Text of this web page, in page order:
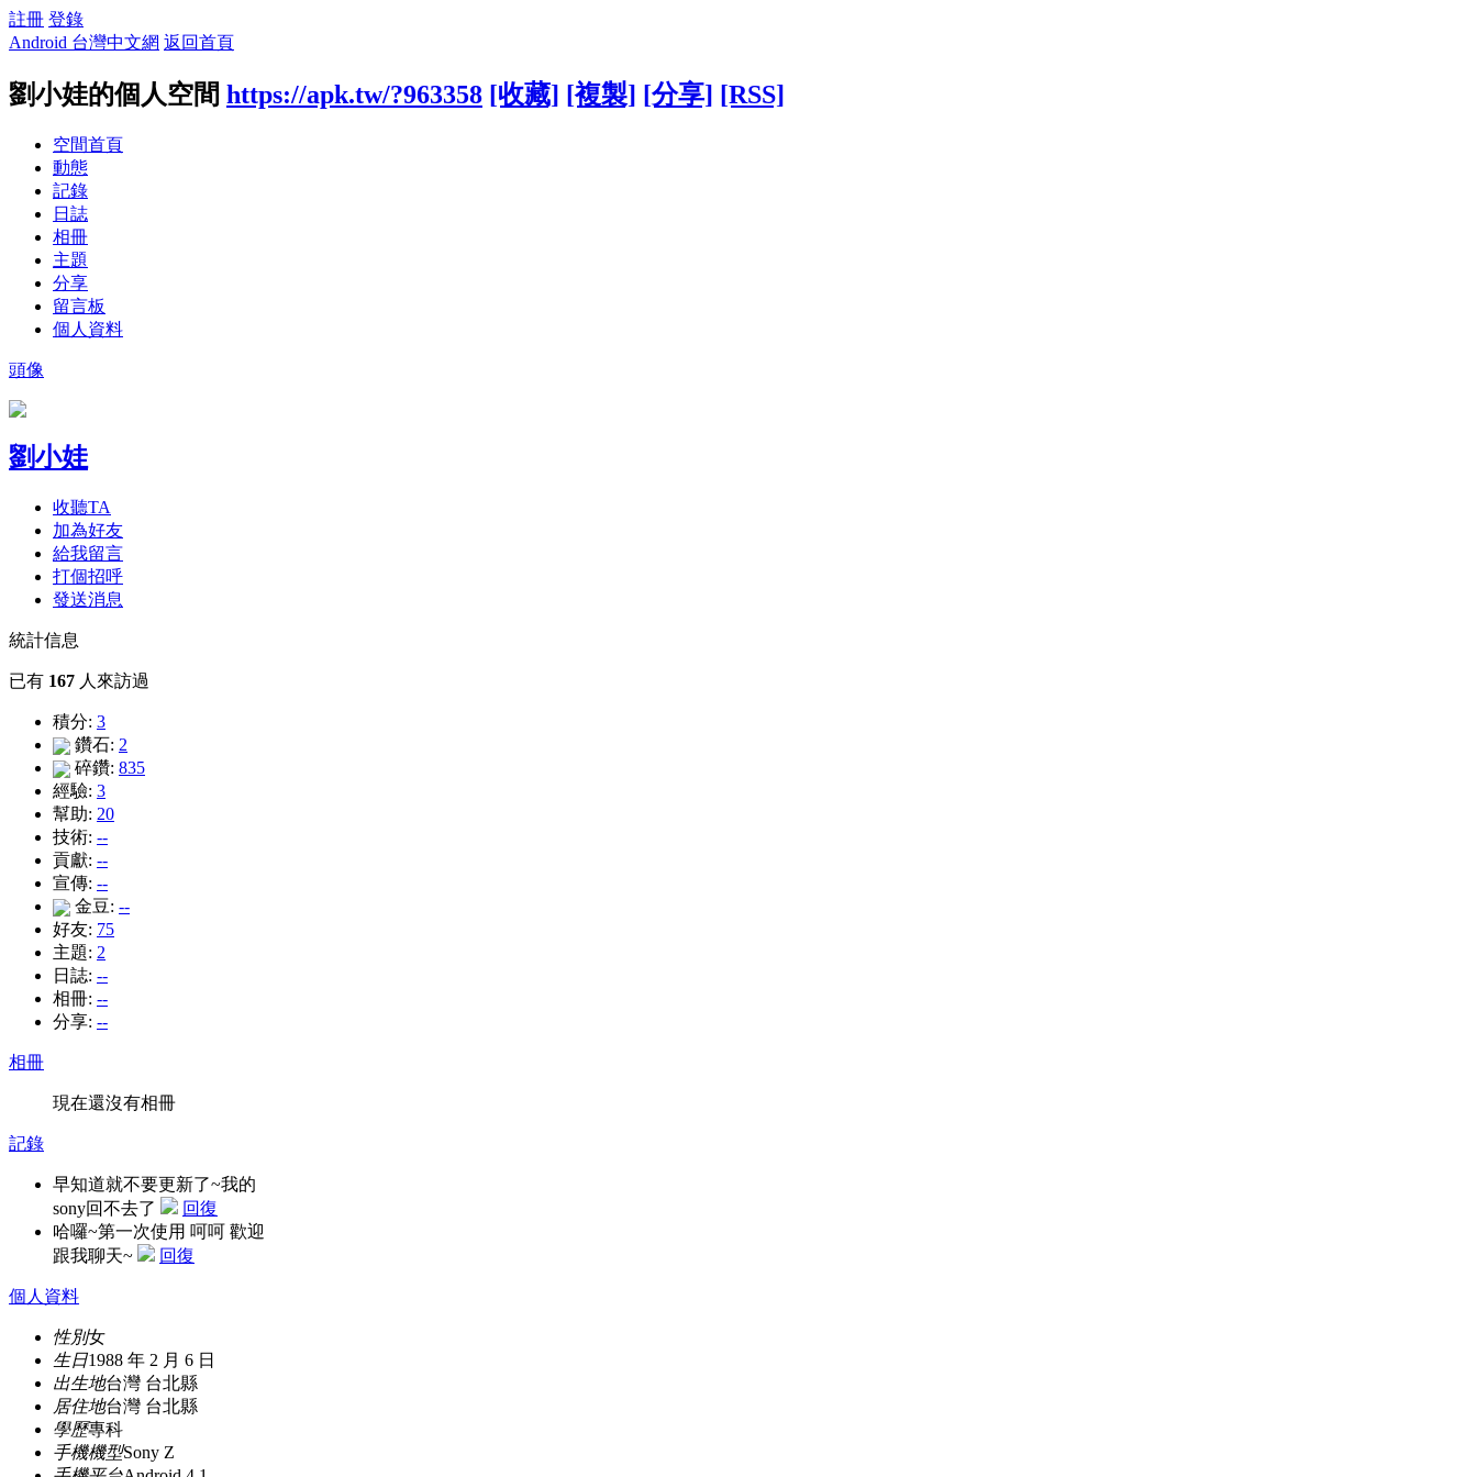
註冊 登錄
Android 台灣中文網 返回首頁
劉小娃的個人空間 https://apk.tw/?963358 [收藏] [複製] [分享] [RSS]
空間首頁
動態
記錄
日誌
相冊
主題
分享
留言板
個人資料
頭像
劉小娃
收聽TA
加為好友
給我留言
打個招呼
發送消息
統計信息
已有 167 人來訪過
積分: 3
鑽石: 2
碎鑽: 835
經驗: 3
幫助: 20
技術: --
貢獻: --
宣傳: --
金豆: --
好友: 75
主題: 2
日誌: --
相冊: --
分享: --
相冊
現在還沒有相冊
記錄
早知道就不要更新了~我的
sony回不去了
回復
哈囉~第一次使用 呵呵 歡迎
跟我聊天~
回復
個人資料
性別女
生日1988 年 2 月 6 日
出生地台灣 台北縣
居住地台灣 台北縣
學歷專科
手機機型Sony Z